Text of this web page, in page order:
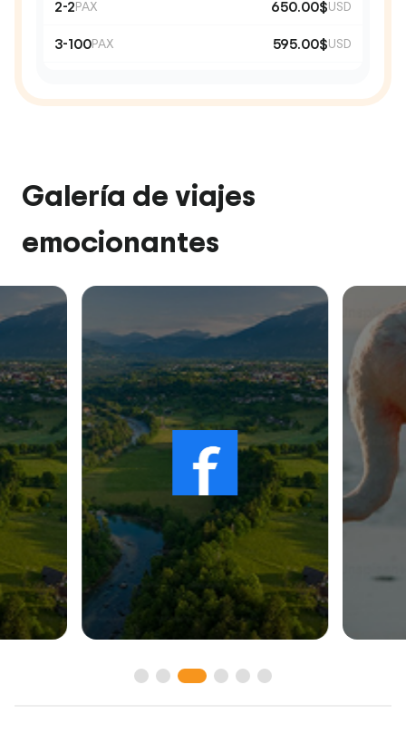
2-2PAX 650.00$USD
3-100PAX 595.00$USD
Galería de viajes
emocionantes